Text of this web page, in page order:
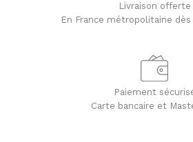
Livraison offerte
En France métropolitaine dès
Paiement
Carte bancaire et